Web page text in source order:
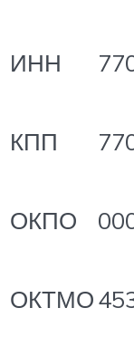
ИНН
КПП
ОКПО
ОКТМО